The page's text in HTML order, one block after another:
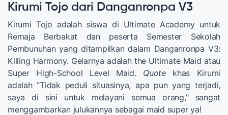
Kirumi Tojo dari Danganronpa V3
Kirumi Tojo adalah siswa di Ultimate Academy untuk
Remaja Berbakat dan peserta Semester Sekolah
Pembunuhan yang ditampilkan dalam Danganronpa V3:
Killing Harmony. Gelarnya adalah the Ultimate Maid atau
Super High-School Level Maid. Quotekhas Kirumi
adalah “Tidak peduli situasinya, apa pun yang terjadi,
saya di sini untuk melayani semua orang," sangat
menggambarkan julukannya sebagai maid super ya!